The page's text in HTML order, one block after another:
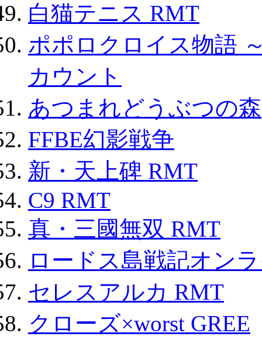
白猫テニス RMT
ポポロクロイス物語
カウント
あつまれどうぶつの森
FFBE幻影戦争
新・天上碑 RMT
C9 RMT
真・三國無双 RMT
ロードス島戦記オン
セレスアルカ RMT
クローズ×worst GREE